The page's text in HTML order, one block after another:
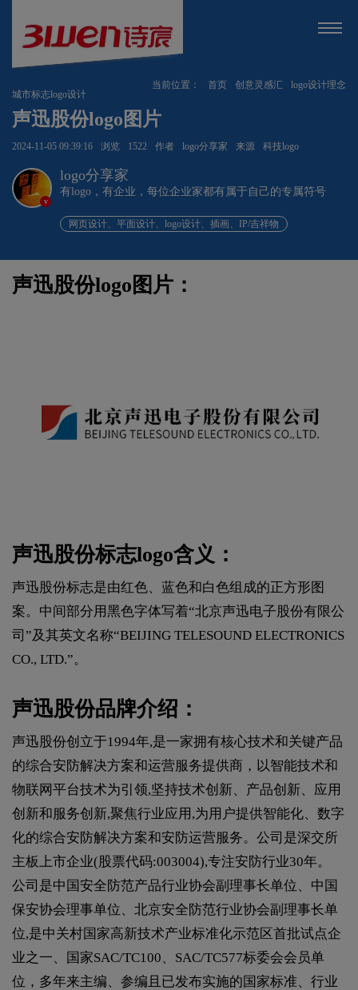
当前位置： 首页 创意灵感汇
logo设计理念
城市标志logo设计
声迅股份logo图片
2024-11-05 09:39:16 浏览 1522 作者 logo分享家 来源 科技logo
v
logo分享家
有logo，有企业，每位企业家都有属于自己的专属符号
网页设计、平面设计、logo设计、插画、IP/吉祥物
声迅股份logo图片：
声迅股份标志logo含义：
声迅股份标志是由红色、蓝色和白色组成的正方形图
案。中间部分用黑色字体写着“北京声迅电子股份有限公
司”及其英文名称“BEIJING TELESOUND ELECTRONICS
CO., LTD.”。
声迅股份品牌介绍：
声迅股份创立于1994年,是一家拥有核心技术和关键产品
的综合安防解决方案和运营服务提供商，以智能技术和
物联网平台技术为引领,坚持技术创新、产品创新、应用
创新和服务创新,聚焦行业应用,为用户提供智能化、数字
化的综合安防解决方案和安防运营服务。公司是深交所
主板上市企业(股票代码:003004),专注安防行业30年。
公司是中国安全防范产品行业协会副理事长单位、中国
保安协会理事单位、北京安全防范行业协会副理事长单
位,是中关村国家高新技术产业标准化示范区首批试点企
业之一、国家SAC/TC100、SAC/TC577标委会会员单
位，多年来主编、参编且已发布实施的国家标准、行业